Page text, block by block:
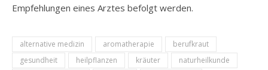
Empfehlungen eines Arztes befolgt werden.
alternative medizin aromatherapie
berufkraut
gesundheit
heilpflanzen kräuter
naturheilkunde